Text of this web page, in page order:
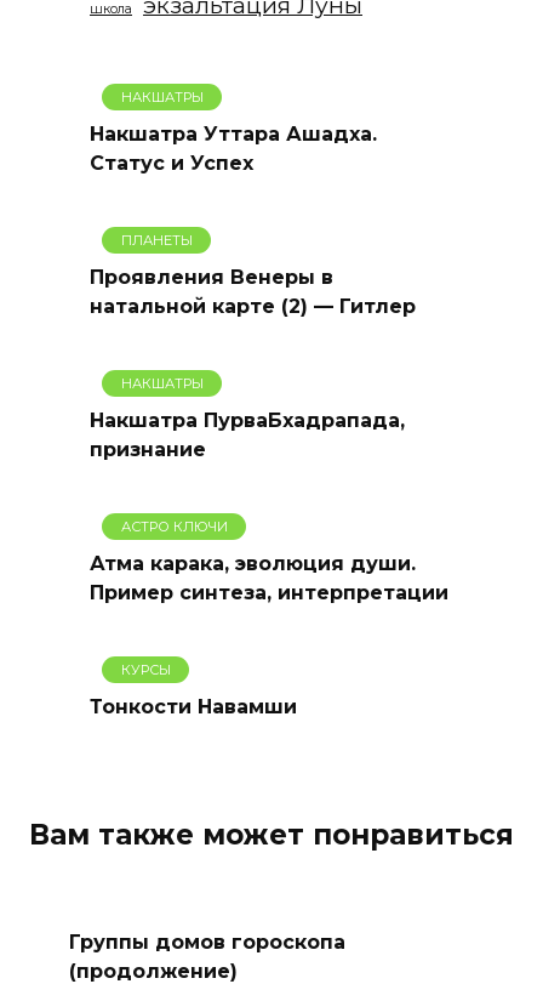
школа
НАКШАТРЫ
Накшатра Уттара Ашадха.
Статус и Успех
ПЛАНЕТЫ
Проявления Венеры в
натальной карте (2) — Гитлер
НАКШАТРЫ
Накшатра ПурваБхадрапада,
признание
АСТРО КЛЮЧИ
Атма карака, эволюция души.
Пример синтеза, интерпретации
КУРСЫ
Тонкости Навамши
Вам также может понравиться
Группы домов гороскопа
(продолжение)